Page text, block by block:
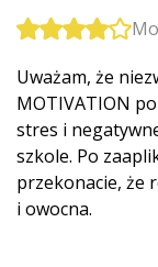
Uważam, że
MOTIVATION
stres i
szkole. Po
przekonacie, że
i owocna.